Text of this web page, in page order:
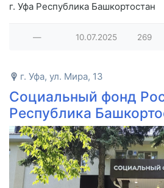
г. Уфа Республика Башкортостан
— 10.07.2025 269
г. Уфа, ул. Мира, 13
Социальный фонд
Республика